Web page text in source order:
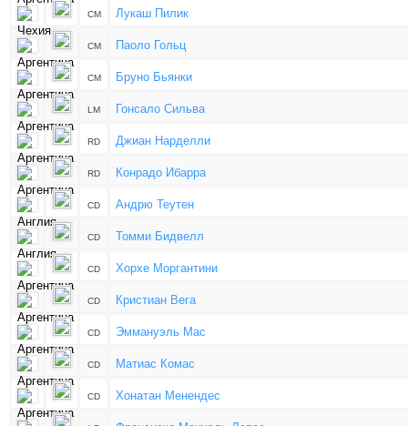
CM Лукаш Пилик
CM Паоло Гольц
CM Бруно Бьянки
LM Гонсало Сильва
RD Джиан Нарделли
RD Конрадо Ибарра
CD Андрю Теутен
CD Томми Бидвелл
CD Хорхе Моргантини
CD Кристиан Вега
CD Эммануэль Мас
CD Матиас Комас
CD Хонатан Менендес